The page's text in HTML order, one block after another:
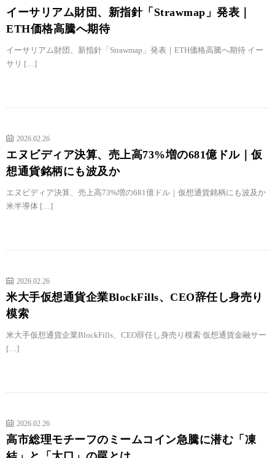
イーサリアム財団、新指針「Strawmap」発表｜
ETH価格高騰へ期待
イーサリアム財団、新指針「Strawmap」発表｜ETH価格高騰へ期待 イー
サリ […]
2026.02.26
エヌビディア決算、売上高73%増の681億ドル｜仮
想通貨銘柄にも波及か
エヌビディア決算、売上高73%増の681億ドル｜仮想通貨銘柄にも波及か
米半導体 […]
2026.02.26
米大手仮想通貨企業BlockFills、CEO辞任し身売り
模索
米大手仮想通貨企業BlockFills、CEO辞任し身売り模索 仮想通貨金融サー
[…]
2026.02.26
高市総理モチーフのミームコイン急騰に潜む「凍